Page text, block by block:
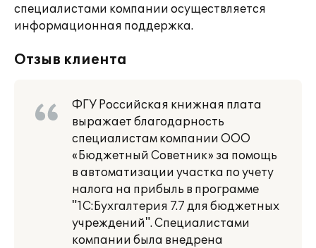
специалистами компании осуществляется
информационная поддержка.
Отзыв клиента
ФГУ Российская книжная плата
выражает благодарность
специалистам компании ООО
«Бюджетный Советник» за помощь
в автоматизации участка по учету
налога на прибыль в программе
"1С:Бухгалтерия 7.7 для бюджетных
учреждений". Специалистами
компании была внедрена